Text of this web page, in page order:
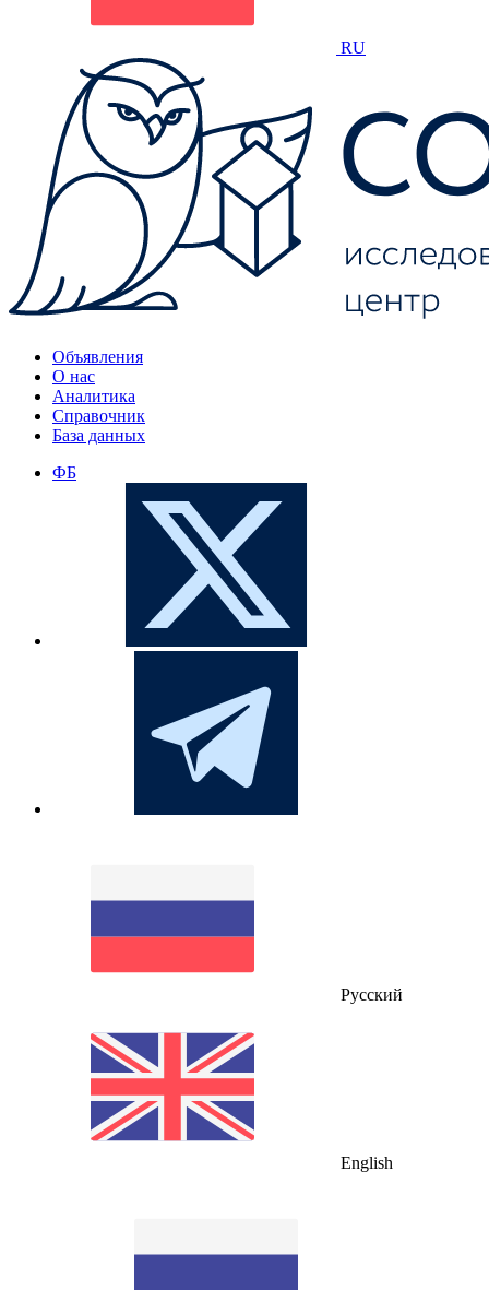
RU
Объявления
О нас
Аналитика
Справочник
База данных
ФБ
Русский
English